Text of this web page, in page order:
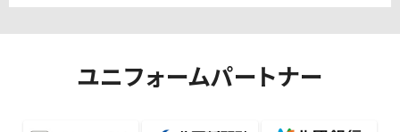
ユニフォームパートナー